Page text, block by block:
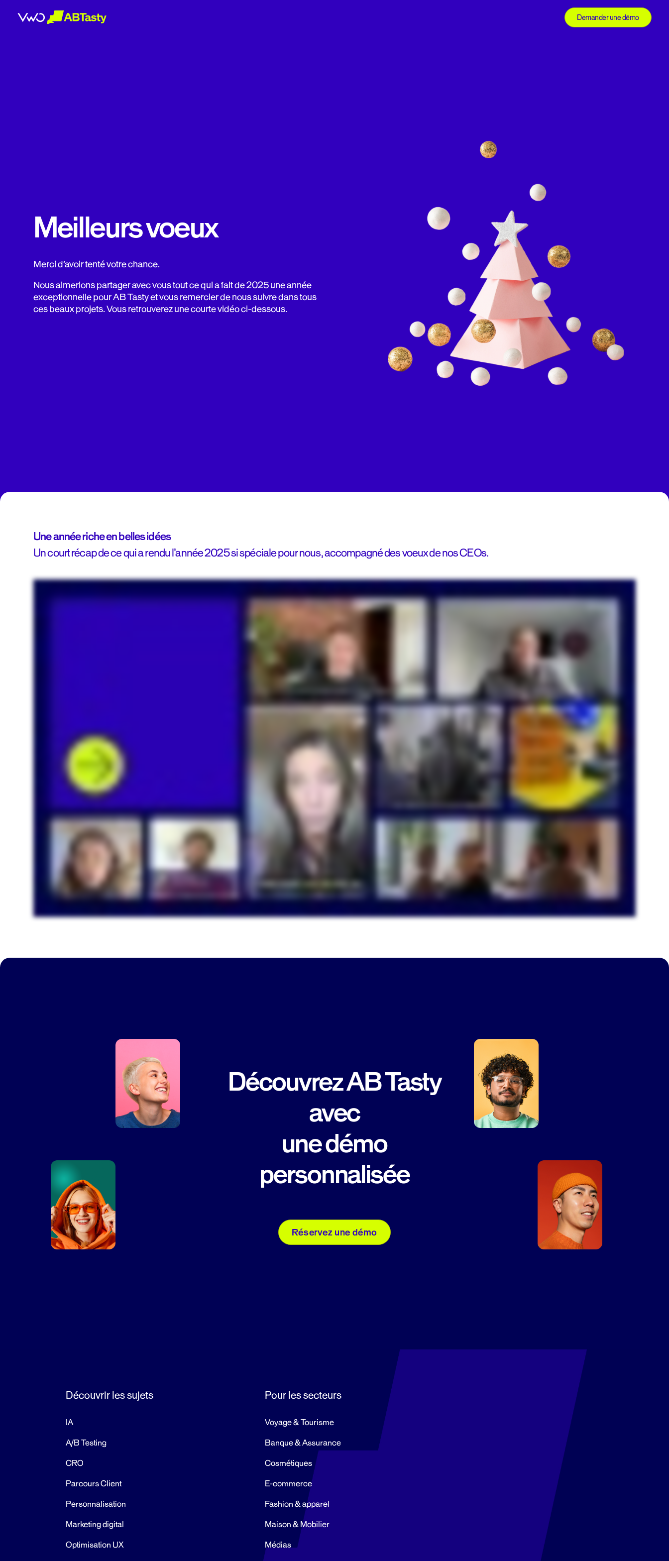
Demander une démo
Meilleurs voeux
Merci d’avoir tenté votre chance.
Nous aimerions partager avec vous tout ce qui a fait de 2025 une année
exceptionnelle pour AB Tasty et vous remercier de nous suivre dans tous
ces beaux projets. Vous retrouverez une courte vidéo ci-dessous.
Une année riche en belles idées
Un court récap de ce qui a rendu l’année 2025 si spéciale pour nous, accompagné des voeux de nos CEOs.
Découvrez AB Tasty
avec
une démo
personnalisée
Réservez une démo
Découvrir les sujets
IA
A/B Testing
CRO
Parcours Client
Personnalisation
Marketing digital
Optimisation UX
Pour les secteurs
Voyage & Tourisme
Banque & Assurance
Cosmétiques
E-commerce
Fashion & apparel
Maison & Mobilier
Médias